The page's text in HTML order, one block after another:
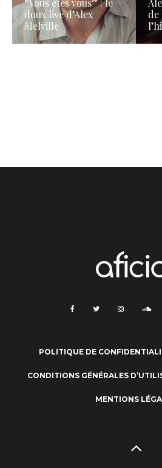
doux live d’Alex
Melville
de
POLITIQUE DE
CONDITIONS GÉNÉRALES
MENTIONS